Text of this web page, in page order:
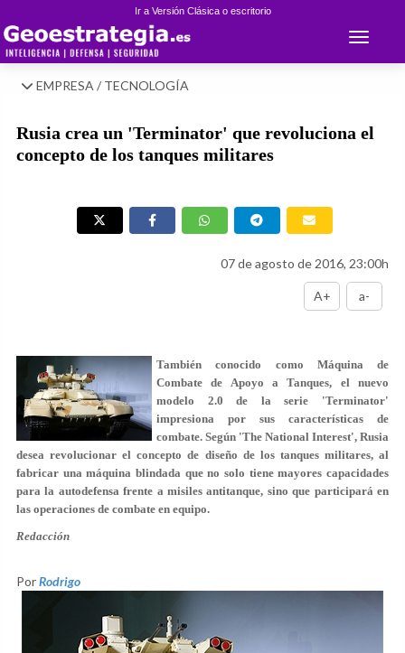
Ir a Versión Clásica o escritorio
Toggle
EMPRESA / TECNOLOGÍA
Rusia crea un 'Terminator' que revoluciona el
concepto de los tanques militares
07 de agosto de 2016, 23:00h
A+ a-
También conocido como Máquina de
Combate de Apoyo a Tanques, el nuevo
modelo 2.0 de la serie 'Terminator'
impresiona por sus características de
combate. Según 'The National Interest', Rusia
desea revolucionar el concepto de diseño de los tanques militares, al
fabricar una máquina blindada que no solo tiene mayores capacidades
para la autodefensa frente a misiles antitanque, sino que participará en
las operaciones de combate en equipo.
Redacción
PorRodrigo